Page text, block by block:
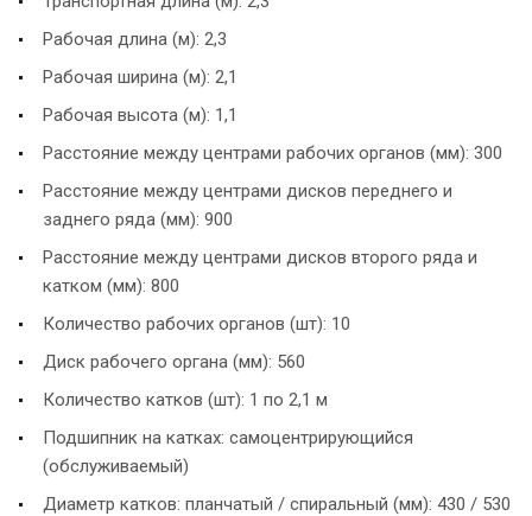
Рабочая длина (м): 2,3
Рабочая ширина (м): 2,1
Рабочая высота (м): 1,1
Расстояние между центрами рабочих органов (мм): 300
Расстояние между центрами дисков переднего и
заднего ряда (мм): 900
Расстояние между центрами дисков второго ряда и
катком (мм): 800
Количество рабочих органов (шт): 10
Диск рабочего органа (мм): 560
Количество катков (шт): 1 по 2,1 м
Подшипник на катках: самоцентрирующийся
(обслуживаемый)
Диаметр катков: планчатый / спиральный (мм): 430 / 530